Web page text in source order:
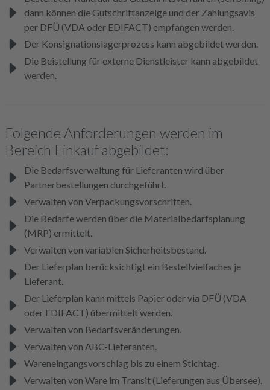
dann können die Gutschriftanzeige und der Zahlungsavis
per DFÜ (VDA oder EDIFACT) empfangen werden.
Der Konsignationslagerprozess kann abgebildet werden.
Die Beistellung für externe Dienstleister kann abgebildet
werden.
Folgende Anforderungen werden im
Bereich Einkauf abgebildet:
Die Bedarfsverwaltung für Lieferanten wird über
Partnerbestellungen durchgeführt.
Verwalten von Verpackungsvorschriften.
Die Bedarfe werden über die Materialbedarfsplanung
(MRP) ermittelt.
Verwalten von variablen Sicherheitsbestand.
Der Lieferplan berücksichtigt ein Bestellvielfaches je
Lieferant.
Der Lieferplan kann mittels Papier oder via DFÜ (VDA
oder EDIFACT) übermittelt werden.
Verwalten von Bedarfsveränderungen.
Verwalten von ABC-Lieferanten.
Wareneingangsvorschlag bis zu einem Stichtag.
Verwalten von Ware im Transit (Lieferungen aus Übersee).